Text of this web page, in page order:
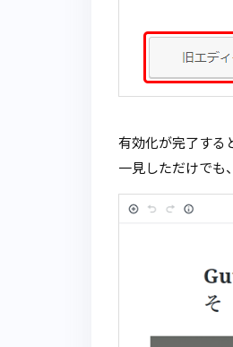
有効化が完了する
一見しただけでも